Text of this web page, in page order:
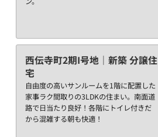
西伝寺町2期I号地｜新築 分譲住
宅
自由度の高いサンルームを1階に配置した
家事ラク間取りの3LDKの住まい。南面道
路で日当たり良好！各階にトイレ付きだ
から混雑する朝も快適！